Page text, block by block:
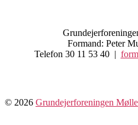
Formand: Peter
Telefon 30 11 53 40 |
© 2026 Grundejerforeningen